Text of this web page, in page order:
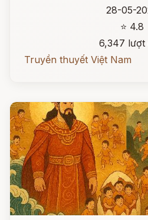
28-05-
⭐ 4.8
6,347 lượt
Truyền thuyết Việt Nam